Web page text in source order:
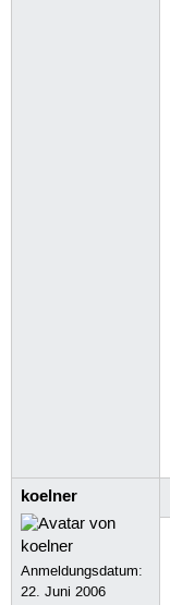
koelner
Anmeldungsdatum:
22. Juni 2006